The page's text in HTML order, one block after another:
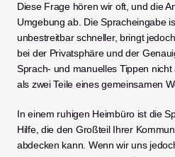
Diese Frage hören wir oft, und die
Umgebung ab. Die Spracheingabe
unbestreitbar schneller, bringt
bei der Privatsphäre und der
Sprach- und manuelles Tippen
als zwei Teile eines gemeinsamen
In einem ruhigen Heimbüro ist die
Hilfe, die den Großteil Ihrer
abdecken kann. Wenn wir uns